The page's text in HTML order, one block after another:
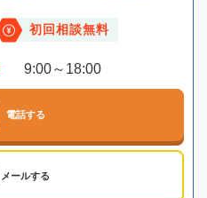
初回相談無料
9:00～18:00
電話する
メールする